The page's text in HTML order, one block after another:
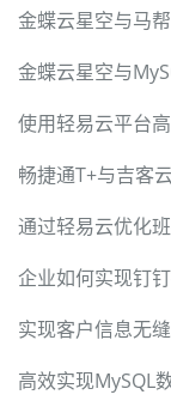
金蝶云星空与马
金蝶云星空与
使用轻易云平台
畅捷通T+与吉客
通过轻易云优化
企业如何实现钉
实现客户信息无
高效实现MySQL